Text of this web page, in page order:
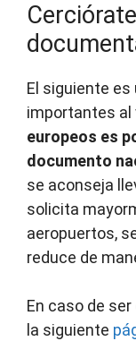
El siguiente
importantes al
europeos es
documento
se aconseja
solicita
aeropuertos,
reduce de
En caso de
la siguiente